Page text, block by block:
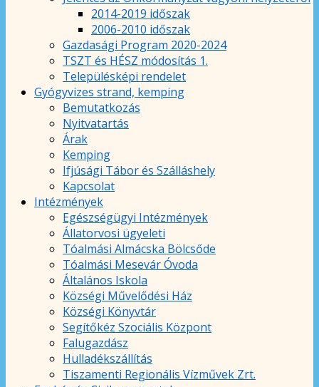
2014-2019 időszak
2006-2010 időszak
Gazdasági Program 2020-2024
TSZT és HÉSZ módosítás 1.
Településképi rendelet
Gyógyvizes strand, kemping
Bemutatkozás
Nyitvatartás
Árak
Kemping
Ifjúsági Tábor és Szálláshely
Kapcsolat
Intézmények
Egészségügyi Intézmények
Állatorvosi ügyeleti
Tóalmási Almácska Bölcsőde
Tóalmási Mesevár Óvoda
Általános Iskola
Községi Művelődési Ház
Községi Könyvtár
Segítőkéz Szociális Központ
Falugazdász
Hulladékszállítás
Tiszamenti Regionális Vízművek Zrt.